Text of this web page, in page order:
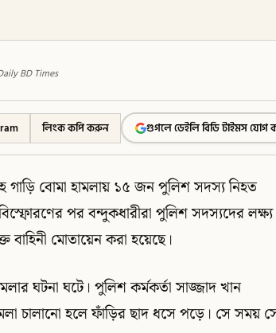
BD Times
লিংক কপি করুন গুগলে ডেইলি বিডি টাইমস
গাড়ি বোমা হামলায় ১৫ জন পুলিশ সদস্য নিহত
পর বন্দুকধারীরা পুলিশ সদস্যদের
বাহিনী মোতায়েন করা হয়েছে।
ঘটনা ঘটে। পুলিশ কর্মকর্তা সাজ্জাদ খান
চালানো হলে ফাঁড়ির ছাদ ধসে পড়ে। সে সময়